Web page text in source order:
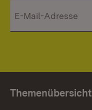
Themenübersicht